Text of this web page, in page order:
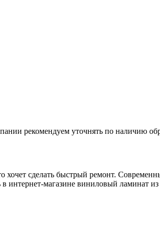
рекомендуем уточнять по наличию
сделать быстрый ремонт.
интернет-магазине виниловый ламинат